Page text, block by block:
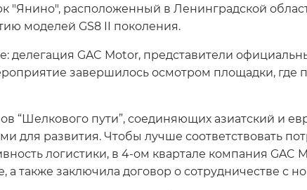
"Янино", расположенный в Ленинградской
моделей GS8 II поколения.
делегация GAC Motor, представители
завершилось осмотром площадки, где
“Шелкового пути”, соединяющих азиатский и
для развития. Чтобы лучше соответствовать
логистики, в 4-ом квартале компания GAC
также заключила договор о сотрудничестве с